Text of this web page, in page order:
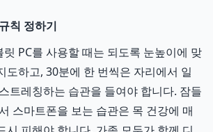
칙 정하기
PC를 사용할 때는 되도록 눈높이에 맞
도하고, 30분에 한 번씩은 자리에서 일
트레칭하는 습관을 들여야 합니다. 잠들
스마트폰을 보는 습관은 목 건강에 매